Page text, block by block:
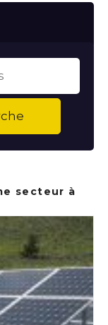
secteur à